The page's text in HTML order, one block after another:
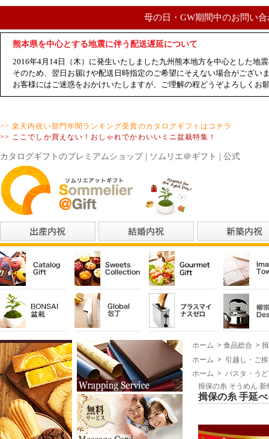
母の日・GW期間中のお問い
熊本県を中心とする地震に伴う配送遅延について
2016年4月14日（木）に発生いたしました九州熊本地方を中心とした地
そのため、翌日お届けや配送日時指定のご希望にそえない場合がござい
お客様にはご迷惑をおかけいたしますが、ご理解の程どうぞよろしくお
>> 楽天内祝い部門年間ランキング受賞のカタログギフトはコチラ
>> ここでしか買えない！おしゃれでかわいいミニ盆栽特集！
カタログギフトのプレミアムショップ | ソムリエ＠ギフト | 公式
ホーム > 食品総合 >
ホーム > 引越し・ご
ホーム > パスタ・う
揖保の糸 そうめん
揖保の糸 手延